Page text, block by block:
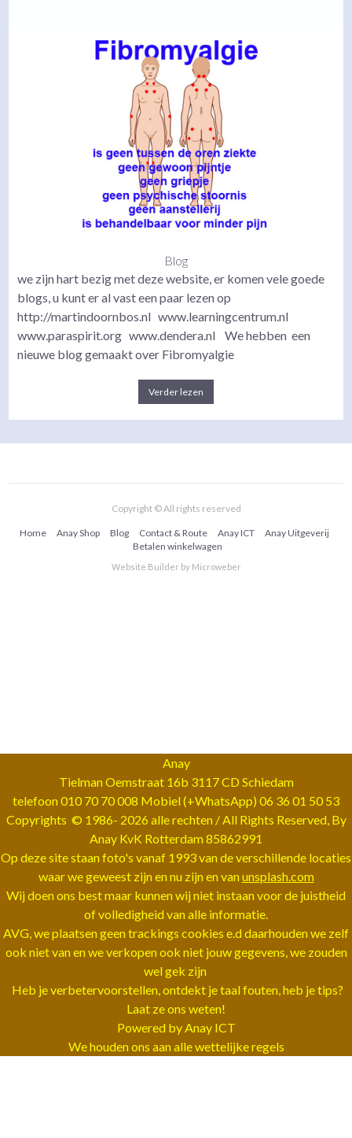
Blog
we zijn hart bezig met deze website, er komen vele goede
blogs, u kunt er al vast een paar lezen op
http://martindoornbos.nl www.learningcentrum.nl
www.paraspirit.org www.dendera.nl We hebben een
nieuwe blog gemaakt over Fibromyalgie
Verder lezen
Copyright © All rights reserved
Home Anay Shop Blog Contact & Route Anay ICT
Anay Uitgeverij
Betalen winkelwagen
Website Builder by Microweber
Anay
Tielman Oemstraat 16b 3117 CD Schiedam
telefoon 010 70 70 008 Mobiel (+WhatsApp) 06 36 01 50 53
Copyrights © 1986- 2026 alle rechten / All Rights Reserved, By
Anay KvK Rotterdam 85862991
Op deze site staan foto's vanaf 1993 van de verschillende locaties
waar we geweest zijn en nu zijn en van unsplash.com
Wij doen ons best maar kunnen wij niet instaan voor de juistheid
of volledigheid van alle informatie.
AVG, we plaatsen geen trackings cookies e.d daarhouden we zelf
ook niet van en we verkopen ook niet jouw gegevens, we zouden
wel gek zijn
Heb je verbetervoorstellen, ontdekt je taal fouten, heb je tips?
Laat ze ons weten!
Powered by Anay ICT
We houden ons aan alle wettelijke regels